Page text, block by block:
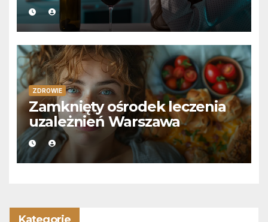
ZDROWIE
Zamknięty ośrodek leczenia
uzależnień Warszawa